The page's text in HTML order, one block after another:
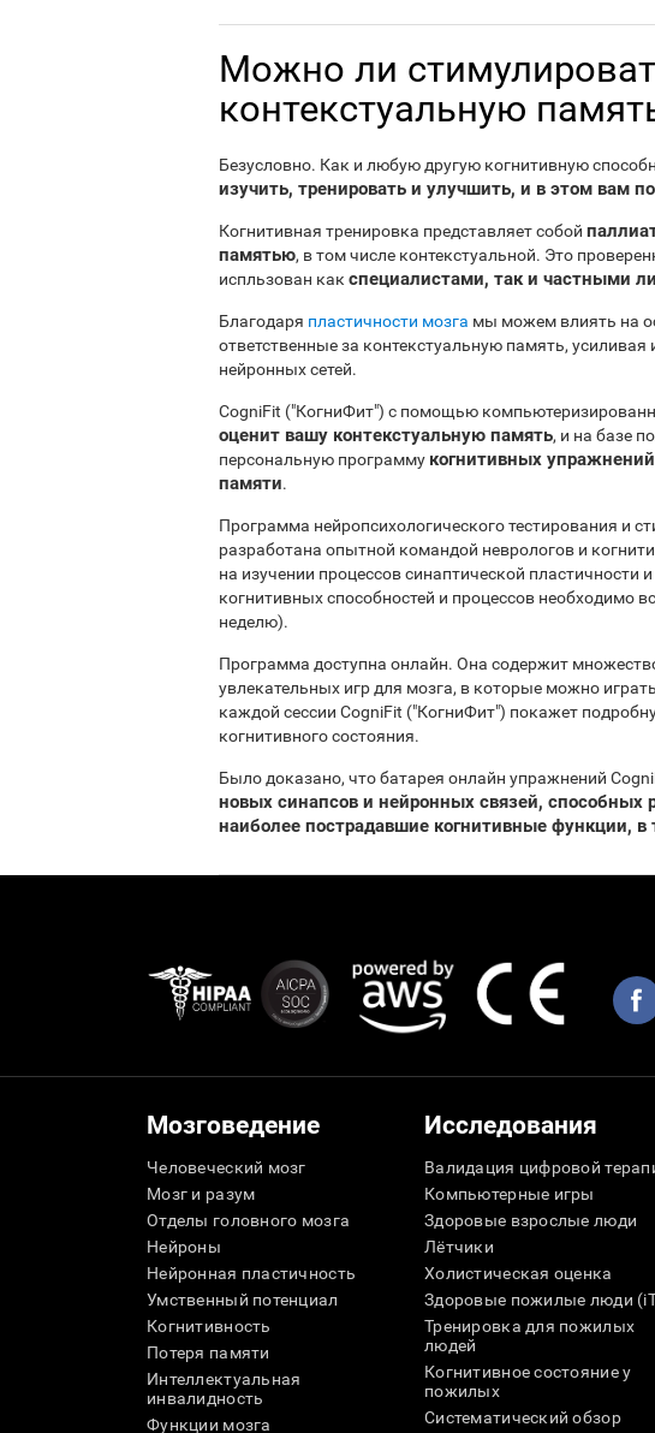
Можно ли
контекстуальную
Безусловно. Как и любую другую когнитивную
изучить, тренировать и улучшить, и в этом вам
Когнитивная тренировка представляет собой
памятью, в том числе контекстуальной. Это
испльзован как специалистами, так и частными
Благодаря пластичности мозга мы можем влиять на
ответственные за контекстуальную память,
нейронных сетей.
CogniFit ("КогниФит") с помощью
оценит вашу контекстуальную память, и на базе
персональную программу когнитивных
памяти.
Программа нейропсихологического тестирования и
разработана опытной командой неврологов и
на изучении процессов синаптической пластичности
когнитивных способностей и процессов необходимо
неделю).
Программа доступна онлайн. Она содержит
увлекательных игр для мозга, в которые можно
каждой сессии CogniFit ("КогниФит") покажет
когнитивного состояния.
Было доказано, что батарея онлайн упражнений
новых синапсов и нейронных связей, способных
наиболее пострадавшие когнитивные функции,
Мозговедение
Человеческий мозг
Мозг и разум
Отделы головного мозга
Нейроны
Нейронная пластичность
Умственный потенциал
Когнитивность
Потеря памяти
Интеллектуальная
инвалидность
Функции мозга
Исследования
Валидация цифровой
Компьютерные игры
Здоровые взрослые люди
Лётчики
Холистическая оценка
Здоровые пожилые люди
Тренировка для пожилых
людей
Когнитивное состояние у
пожилых
Систематический обзор